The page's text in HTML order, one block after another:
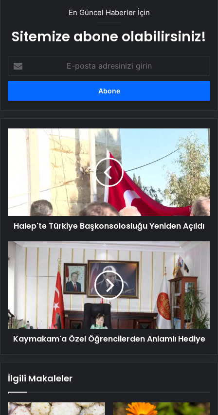
En Güncel Haberler İçin
Sitemize abone olabilirsiniz!
posta
adresinizi
Türkiye
Başkonsolosluğu
Halep'te Türkiye Başkonsolosluğu Yeniden Açıldı
Kaymakam'a
Özel
Öğrencilerden
Anlamlı
Kaymakam'a Özel Öğrencilerden Anlamlı Hediye
İlgili Makaleler